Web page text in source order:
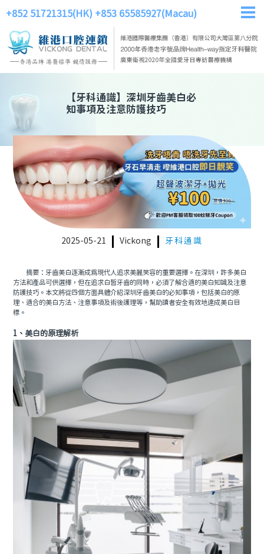
+852 51721315(HK) +853 65585927(Macau)
【牙科通識】 深圳牙齒美白必
知事項及注意防護技巧
2025-05-21 Vickong 牙科通識
摘要：牙齒美白逐漸成為現代人追求美麗笑容的重要選擇。在深圳，許多美白
方法和產品可供選擇，但在追求白皙牙齒的同時，必須了解合適的美白知識及注意
防護技巧。本文將從四個方面具體介紹深圳牙齒美白的必知事項，包括美白的原
理、適合的美白方法、注意事項及術後護理等，幫助讀者安全有效地達成美白目
標。
1、美白的原理解析